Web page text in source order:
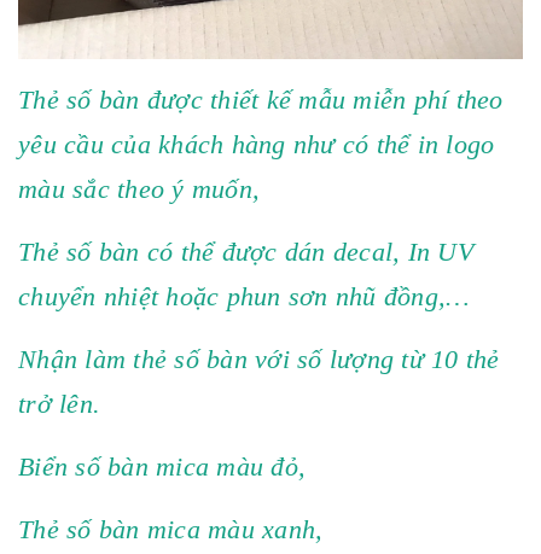
Thẻ số bàn được thiết kế mẫu miễn phí theo
yêu cầu của khách hàng như có thể in logo
màu sắc theo ý muốn,
Thẻ số bàn có thể được dán decal, In UV
chuyển nhiệt hoặc phun sơn nhũ đồng,…
Nhận làm thẻ số bàn với số lượng từ 10 thẻ
trở lên.
Biển số bàn mica màu đỏ,
Thẻ số bàn mica màu xanh,